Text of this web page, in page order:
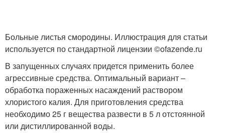
Больные листья смородины. Иллюстрация для статьи
используется по стандартной лицензии ©ofazende.ru
В запущенных случаях придется применить более
агрессивные средства. Оптимальный вариант –
обработка пораженных насаждений раствором
хлористого калия. Для приготовления средства
необходимо 25 г вещества развести в 5 л отстоянной
или дистиллированной воды.